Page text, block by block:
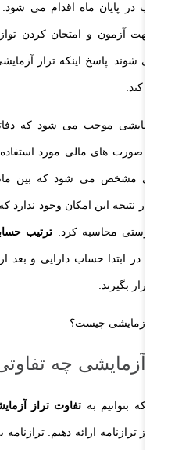
اغلب در پایان ماه اقدام می
جهت آزمون و امتحان کردن
می شوند. پاسخ اینکه تراز
کمک کند.
آزمایشی موجب می شود که
صورت های مالی مورد استفاده
مشخص می شود که بین
در نتیجه این امکان وجود ندارد
به درستی محاسبه کرد. ترتیب
که در ابتدا حساب دارایی و بعد
قرار بگیرند.
آزمایشی چه تفاوتی
اینکه بتوانیم به تفاوت تراز
از ترازنامه ارائه دهیم.